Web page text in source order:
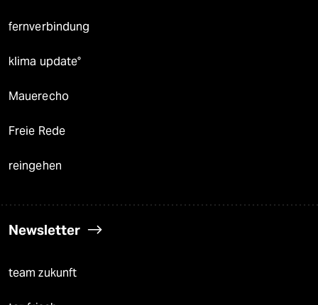
fernverbindung
klima update°
Mauerecho
Freie Rede
reingehen
Newsletter
team zukunft